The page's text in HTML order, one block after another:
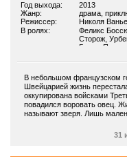
Год выхода:
2013
Жанр:
драма,
Режиссер:
Николя Ванье
В ролях:
Феликс
Сторож,
Глауи,
В небольшом французском
Швейцарией жизнь
оккупирована войсками
повадился воровать овец.
называют зверя. Лишь
31